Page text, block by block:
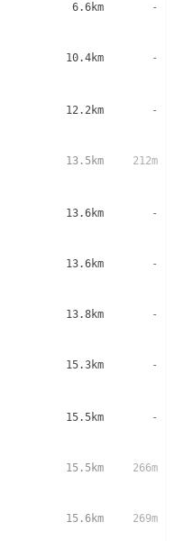
6.6km -
10.4km -
12.2km -
13.5km 212m
13.6km -
13.6km -
13.8km -
15.3km -
15.5km -
15.5km 266m
15.6km 269m